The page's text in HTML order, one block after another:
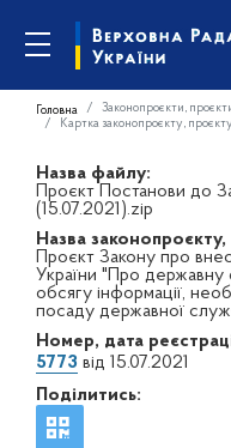
Головна Законопроєкти,
Картка законопроєкту,
Назва файлу:
Проєкт Постанови до
(15.07.2021).zip
Назва
Проєкт Закону про
України "Про державну
обсягу інформації,
посаду державної
Номер, дата
5773 від 15.07.2021
Поділитись: